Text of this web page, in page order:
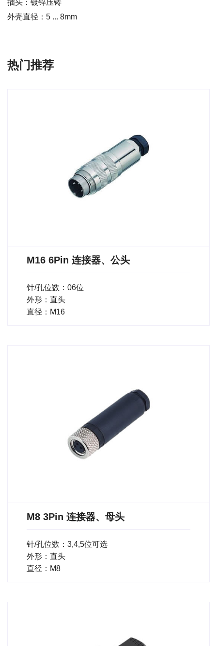
插头：镀锌压铸
外壳直径：5 ... 8mm
热门推荐
M16 6Pin 连接器、公头
针/孔位数：06位
外形：直头
直径：M16
M8 3Pin 连接器、母头
针/孔位数：3,4,5位可选
外形：直头
直径：M8